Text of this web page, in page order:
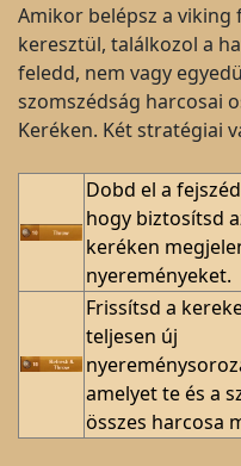
Amikor belépsz a viking
keresztül, találkozol a
feledd, nem vagy
szomszédság harcosai
Keréken. Két stratégiai
Dobd el a
hogy biztosítsd
keréken
nyereményeket.
Frissítsd a
teljesen új
amelyet te és a
összes harcosa